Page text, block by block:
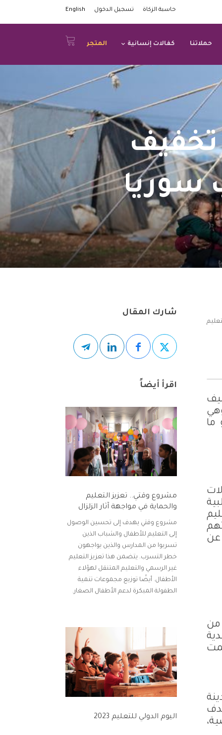
حاسبة الزكاة تسجيل الدخول English
حملاتنا كفالات إنسانية المتجر
سوريا
ما
عن
من
شارك المقال
اقرأ أيضاً
مشروع وقتي.. تعزيز التعليم
والحماية في مواجهة آثار الزلزال
مشروع وقتي يهدف إلى تحسين الوصول
إلى التعليم للأطفال والشباب الذين
تسربوا من المدارس والذين يواجهون
خطر التسرب. يتضمن هذا تعزيز التعليم
غير الرسمي والتعليم المتنقل لهؤلاء
الأطفال. أيضًا توزيع مجموعات تنمية
الطفولة المبكرة لدعم الأطفال الصغار.
اليوم الدولي للتعليم 2023